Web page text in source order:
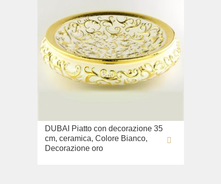
DUBAI Piatto con decorazione 35
cm, ceramica, Colore Bianco,
Decorazione oro